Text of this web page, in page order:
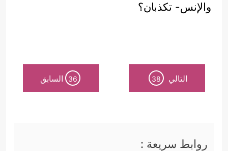
والإنس- تكذبان؟
التالي 38
36 السابق
روابط سريعة :